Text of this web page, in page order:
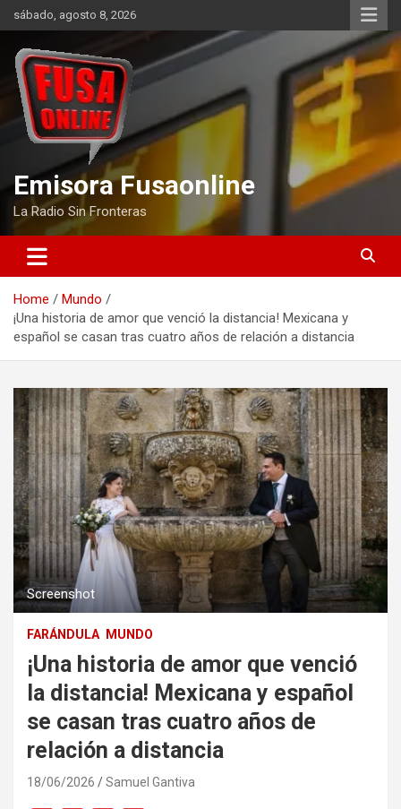
Skip
to
content
sábado, agosto 8, 2026
Emisora Fusaonline
La Radio Sin Fronteras
Home
Mundo
¡Una historia de amor que venció la distancia! Mexicana y
español se casan tras cuatro años de relación a distancia
Screenshot
FARÁNDULA MUNDO
¡Una historia de amor que venció
la distancia! Mexicana y español
se casan tras cuatro años de
relación a distancia
18/06/2026 Samuel Gantiva